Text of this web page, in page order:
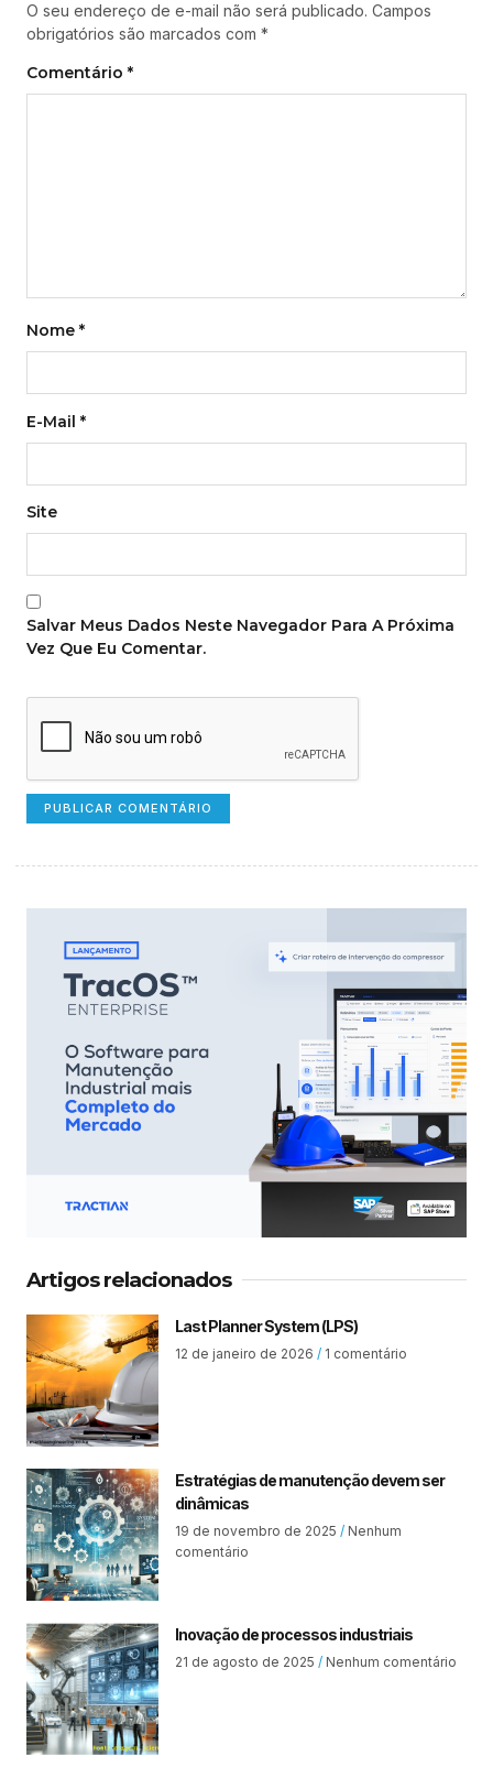
O seu endereço de e-mail não será publicado. Campos
obrigatórios são marcados com *
Comentário *
Nome *
E-Mail *
Site
Salvar Meus Dados Neste Navegador Para A Próxima
Vez Que Eu Comentar.
Artigos relacionados
Last Planner System (LPS)
12 de janeiro de 2026 1 comentário
Estratégias de manutenção devem ser
dinâmicas
19 de novembro de 2025
Nenhum
comentário
Inovação de processos industriais
21 de agosto de 2025 Nenhum comentário